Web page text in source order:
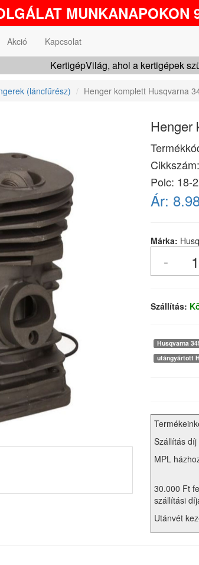
MUNKANAPOKON
Akció Kapcsolat
KertigépVilág, ahol a kertigépek
(láncfűrész) Henger komplett Husqvarna
Henger
Cikkszám:
Polc: 18-
Ár:
Márka:
Szállítás:
Husqvarna
utángyártott
Szállítás
MPL
30.000 Ft
szállítási
Utánvét